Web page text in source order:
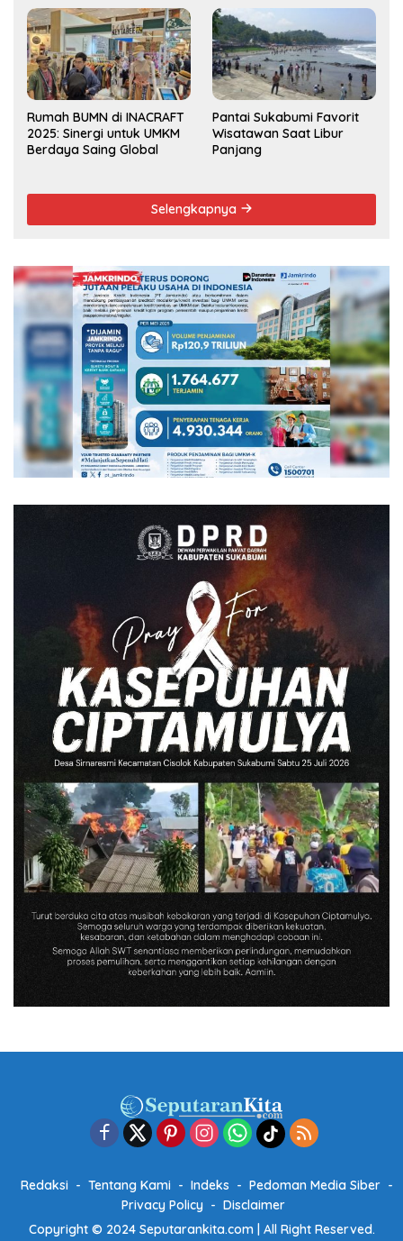
2025
Rumah BUMN di INACRAFT
2025: Sinergi untuk UMKM
Berdaya Saing Global
Pantai Sukabumi Favorit
Wisatawan Saat Libur
Panjang
Selengkapnya
Redaksi Tentang Kami Indeks
Pedoman Media Siber
Privacy Policy
Disclaimer
Copyright © 2024 Seputarankita.com | All Right Reserved.